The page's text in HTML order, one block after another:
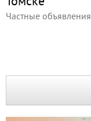
Частные объявления